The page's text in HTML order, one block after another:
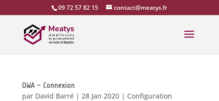
09 72 57 82 15 contact@meatys.fr
OWA – Connexion
par David Barré| 28 Jan 2020| Configuration